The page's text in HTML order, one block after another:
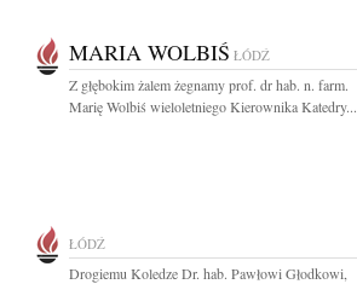
MARIA WOLBIŚ ŁÓDŹ
Z głębokim żalem żegnamy prof. dr hab. n. farm.
Marię Wolbiś wieloletniego Kierownika Katedry...
ŁÓDŹ
Drogiemu Koledze Dr. hab. Pawłowi Głodkowi,